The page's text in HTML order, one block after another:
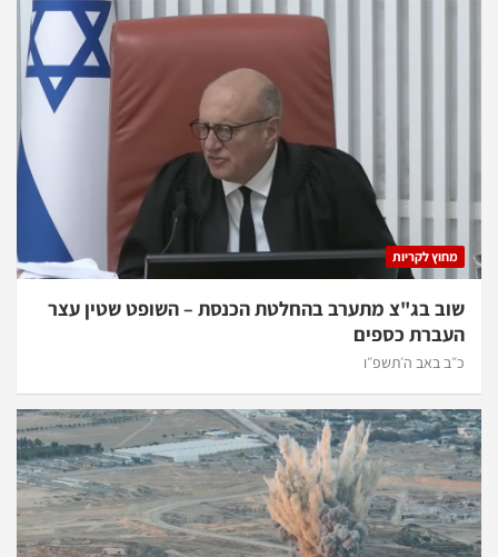
מחוץ לקריות
שוב בג"צ מתערב בהחלטת הכנסת – השופט שטין עצר
העברת כספים
כ״ב באב ה׳תשפ״ו